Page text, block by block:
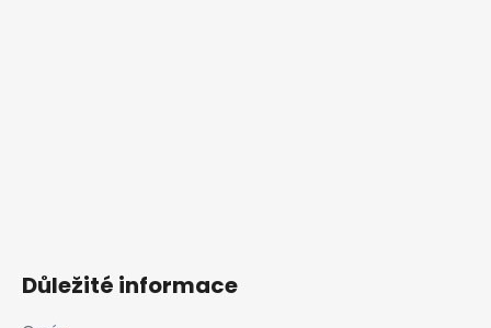
Důležité informace